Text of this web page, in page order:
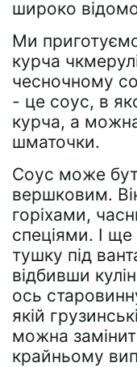
широко
Ми
курча
чесночному
- це соус, в
курча, а можна
шматочки.
Соус може
вершковим.
горіхами,
спеціями. І
тушку під
відбивши
ось
якій
можна
крайньому